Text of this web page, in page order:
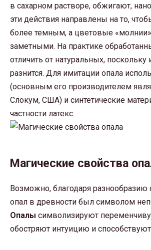
в сахарном растворе, обжигают,
эти действия направлены на то,
более темным, а цветовые
заметными. На практике
отличить от натуральных, поскольку
разнится. Для имитации опала
(основным его производителем
Слокум, США) и синтетические
частности латекс.
Магические свойства
Возможно, благодаря разнообразию
опал в древности был символом
Опалы символизируют
обостряют интуицию и